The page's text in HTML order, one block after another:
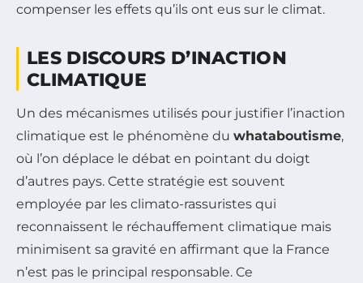
compenser les effets qu’ils ont eus sur le climat.
LES DISCOURS D’INACTION
CLIMATIQUE
Un des mécanismes utilisés pour justifier l’inaction
climatique est le phénomène du whataboutisme,
où l’on déplace le débat en pointant du doigt
d’autres pays. Cette stratégie est souvent
employée par les climato-rassuristes qui
reconnaissent le réchauffement climatique mais
minimisent sa gravité en affirmant que la France
n’est pas le principal responsable. Ce